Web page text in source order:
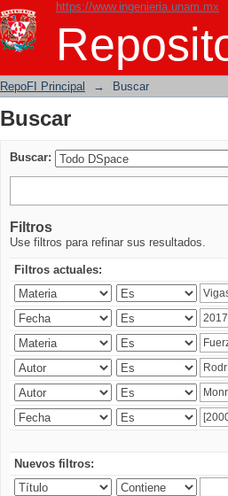
https://www.ingenieria.unam.mx
Buscar
RepoFI Principal → Buscar
Buscar
Buscar:
Filtros
Use filtros para refinar sus resultados.
Filtros actuales:
Nuevos filtros: